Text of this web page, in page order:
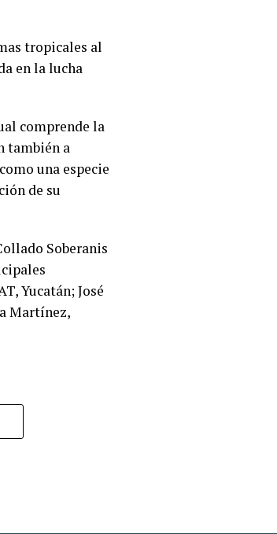
tropicales al
en la lucha
comprende la
también a
una especie
de su
Soberanis
Yucatán; José
Martínez,